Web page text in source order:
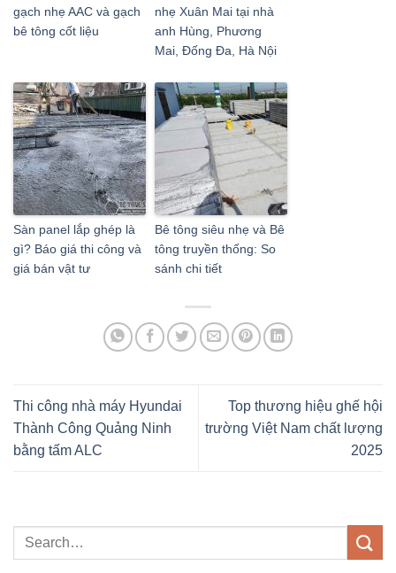
gạch nhẹ AAC và gạch
bê tông cốt liệu
nhẹ Xuân Mai tại nhà
anh Hùng, Phương
Mai, Đống Đa, Hà Nội
Sàn panel lắp ghép là
gì? Báo giá thi công và
giá bán vật tư
Bê tông siêu nhẹ và Bê
tông truyền thống: So
sánh chi tiết
Thi công nhà máy Hyundai
Thành Công Quảng Ninh
bằng tấm ALC
Top thương hiệu ghế hội
trường Việt Nam chất lượng
2025